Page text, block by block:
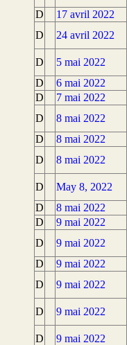
D
17 avril 2022
D
24 avril 2022
D
5 mai 2022
D
6 mai 2022
D
7 mai 2022
D
8 mai 2022
D
8 mai 2022
D
8 mai 2022
D
May 8, 2022
D
8 mai 2022
D
9 mai 2022
D
9 mai 2022
D
9 mai 2022
D
9 mai 2022
D
9 mai 2022
D
9 mai 2022